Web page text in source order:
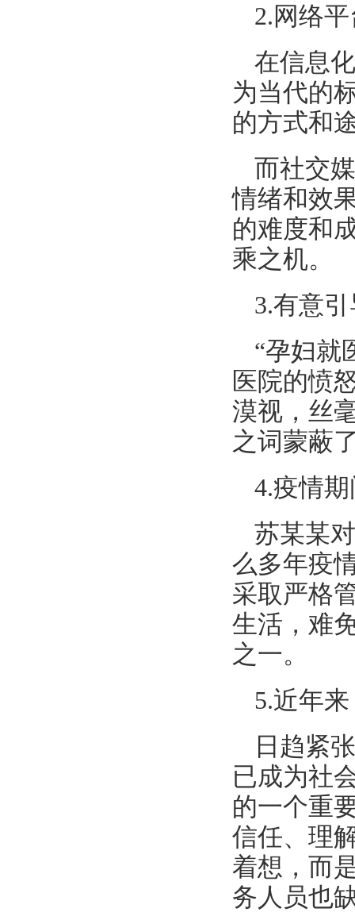
2.网络
在信息
为当代的
的方式和
而社交
情绪和效
的难度和
乘之机。
3.有意
“孕妇就
医院的愤
漠视，丝
之词蒙蔽
4.疫情
苏某某
么多年疫
采取严格
生活，难
之一。
5.近年
日趋紧
已成为社
的一个重
信任、理
着想，而
务人员也